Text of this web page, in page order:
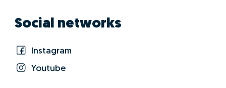
Social networks
Instagram
Youtube